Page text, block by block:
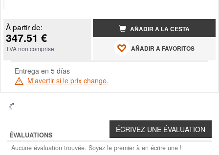
À partir de:
347.51 €
TVA non comprise
AÑADIR A LA CESTA
AÑADIR A FAVORITOS
Entrega en 5 días
M'avertir si le prix change.
ÉVALUATIONS
Aucune évaluation trouvée. Soyez le premier à en écrire une !